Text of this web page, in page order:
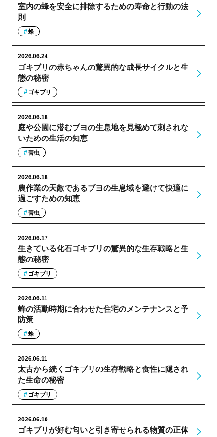
室内の蜂を安全に排除するための寿命と行動の法
則
蜂
ゴキブリの赤ちゃんの驚異的な成長サイクルと生
態の秘密
2026.06.24
ゴキブリ
庭や公園に潜むブヨの生息地を見極めて刺されな
いための生活の知恵
2026.06.18
害虫
農作業の天敵であるブヨの生息域を避けて快適に
過ごすための知恵
2026.06.18
害虫
生きている化石ゴキブリの驚異的な生存戦略と生
態の秘密
2026.06.17
ゴキブリ
蜂の活動時期に合わせた住宅のメンテナンスと予
防策
2026.06.11
蜂
太古から続くゴキブリの生存戦略と食性に隠され
た生命の秘密
2026.06.11
ゴキブリ
ゴキブリが好む匂いと引き寄せられる物質の正体
2026.06.10